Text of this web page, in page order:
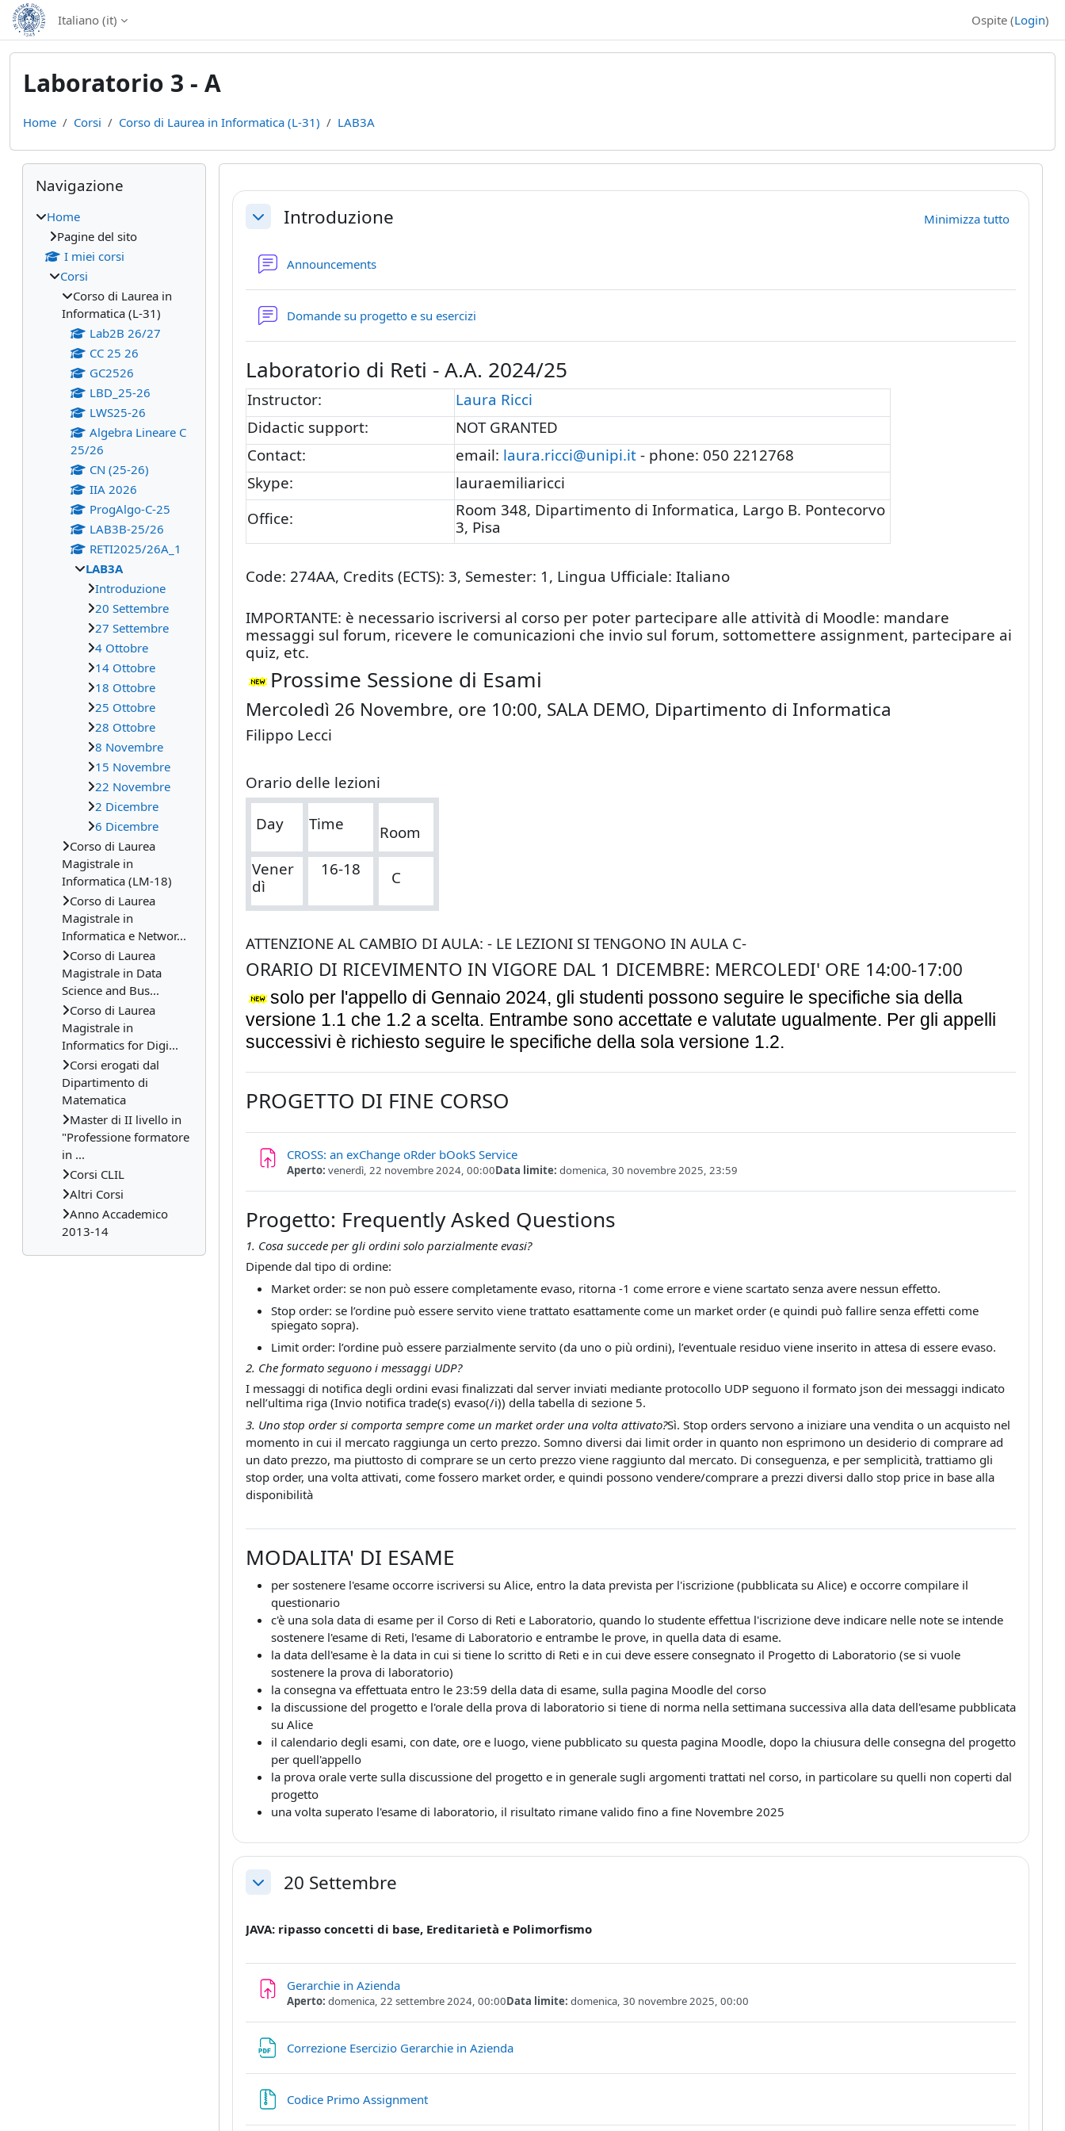
Vai al contenuto principale
Italiano ‎(it)‎ Ospite (Login)
Laboratorio 3 - A
Home Corsi Corso di Laurea in Informatica (L-31) LAB3A
Schema della sezione
MinimizzaIntroduzione Minimizza tutto
Announcements
Domande su progetto e su esercizi
Laboratorio di Reti - A.A. 2024/25
Instructor:
Laura Ricci
Didactic support:
NOT GRANTED
Contact:
email: laura.ricci@unipi.it - phone: 050 2212768
Skype:
lauraemiliaricci
Office:
Room 348, Dipartimento di Informatica, Largo B. Pontecorvo
3, Pisa
Code: 274AA, Credits (ECTS): 3, Semester: 1, Lingua Ufficiale: Italiano
IMPORTANTE: è necessario iscriversi al corso per poter partecipare alle attività di Moodle: mandare
messaggi sul forum, ricevere le comunicazioni che invio sul forum, sottomettere assignment, partecipare ai
quiz, etc.
Prossime Sessione di Esami
Mercoledì 26 Novembre, ore 10:00, SALA DEMO, Dipartimento di Informatica
Filippo Lecci
Orario delle lezioni
Day Time
Room
Vener
dì
16-18 C
ATTENZIONE AL CAMBIO DI AULA: - LE LEZIONI SI TENGONO IN AULA C-
ORARIO DI RICEVIMENTO IN VIGORE DAL 1 DICEMBRE: MERCOLEDI' ORE 14:00-17:00
solo per l'appello di Gennaio 2024, gli studenti possono seguire le specifiche sia della
versione 1.1 che 1.2 a scelta. Entrambe sono accettate e valutate ugualmente. Per gli appelli
successivi è richiesto seguire le specifiche della sola versione 1.2.
PROGETTO DI FINE CORSO
CROSS: an exChange oRder bOokS ServiceCompito
Aperto: venerdì, 22 novembre 2024, 00:00Data limite: domenica, 30 novembre 2025, 23:59
Progetto: Frequently Asked Questions
1. Cosa succede per gli ordini solo parzialmente evasi?
Dipende dal tipo di ordine:
Market order: se non può essere completamente evaso, ritorna -1 come errore e viene scartato senza avere nessun effetto.
Stop order: se l’ordine può essere servito viene trattato esattamente come un market order (e quindi può fallire senza effetti come
spiegato sopra).
Limit order: l’ordine può essere parzialmente servito (da uno o più ordini), l’eventuale residuo viene inserito in attesa di essere evaso.
2. Che formato seguono i messaggi UDP?
I messaggi di notifica degli ordini evasi finalizzati dal server inviati mediante protocollo UDP seguono il formato json dei messaggi indicato
nell’ultima riga (Invio notifica trade(s) evaso(/i)) della tabella di sezione 5.
3. Uno stop order si comporta sempre come un market order una volta attivato?Sì. Stop orders servono a iniziare una vendita o un acquisto nel
momento in cui il mercato raggiunga un certo prezzo. Somno diversi dai limit order in quanto non esprimono un desiderio di comprare ad
un dato prezzo, ma piuttosto di comprare se un certo prezzo viene raggiunto dal mercato. Di conseguenza, e per semplicità, trattiamo gli
stop order, una volta attivati, come fossero market order, e quindi possono vendere/comprare a prezzi diversi dallo stop price in base alla
disponibilità
MODALITA' DI ESAME
per sostenere l'esame occorre iscriversi su Alice, entro la data prevista per l'iscrizione (pubblicata su Alice) e occorre compilare il
questionario
c'è una sola data di esame per il Corso di Reti e Laboratorio, quando lo studente effettua l'iscrizione deve indicare nelle note se intende
sostenere l'esame di Reti, l'esame di Laboratorio e entrambe le prove, in quella data di esame.
la data dell'esame è la data in cui si tiene lo scritto di Reti e in cui deve essere consegnato il Progetto di Laboratorio (se si vuole
sostenere la prova di laboratorio)
la consegna va effettuata entro le 23:59 della data di esame, sulla pagina Moodle del corso
la discussione del progetto e l'orale della prova di laboratorio si tiene di norma nella settimana successiva alla data dell'esame pubblicata
su Alice
il calendario degli esami, con date, ore e luogo, viene pubblicato su questa pagina Moodle, dopo la chiusura delle consegna del progetto
per quell'appello
la prova orale verte sulla discussione del progetto e in generale sugli argomenti trattati nel corso, in particolare su quelli non coperti dal
progetto
una volta superato l'esame di laboratorio, il risultato rimane valido fino a fine Novembre 2025
Minimizza20 Settembre
JAVA: ripasso concetti di base, Ereditarietà e Polimorfismo
Gerarchie in AziendaCompito
Aperto: domenica, 22 settembre 2024, 00:00Data limite: domenica, 30 novembre 2025, 00:00
Correzione Esercizio Gerarchie in Azienda
Codice Primo Assignment
Blocchi
Salta Navigazione
Navigazione
Home
Pagine del sito
I miei corsi
Corsi
Corso di Laurea in
Informatica (L-31)
Lab2B 26/27
CC 25 26
GC2526
LBD_25-26
LWS25-26
Algebra Lineare C
25/26
CN (25-26)
IIA 2026
ProgAlgo-C-25
LAB3B-25/26
RETI2025/26A_1
LAB3A
Introduzione
20 Settembre
27 Settembre
4 Ottobre
14 Ottobre
18 Ottobre
25 Ottobre
28 Ottobre
8 Novembre
15 Novembre
22 Novembre
2 Dicembre
6 Dicembre
Corso di Laurea
Magistrale in
Informatica (LM-18)
Corso di Laurea
Magistrale in
Informatica e Networ...
Corso di Laurea
Magistrale in Data
Science and Bus...
Corso di Laurea
Magistrale in
Informatics for Digi...
Corsi erogati dal
Dipartimento di
Matematica
Master di II livello in
"Professione formatore
in ...
Corsi CLIL
Altri Corsi
Anno Accademico
2013-14